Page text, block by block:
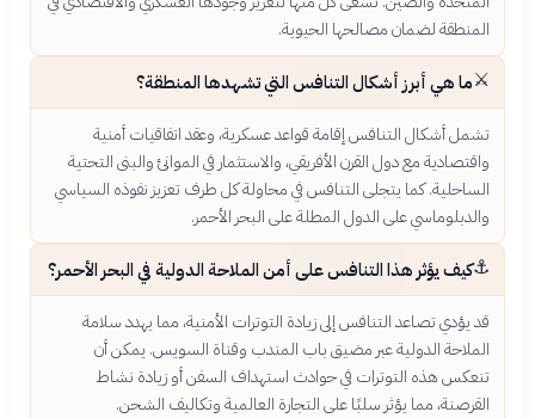
المنطقة لضمان مصالحها الحيوية.
⚔️ما هي أبرز أشكال التنافس التي تشهدها المنطقة؟
تشمل أشكال التنافس إقامة قواعد عسكرية، وعقد اتفاقيات أمنية
واقتصادية مع دول القرن الأفريقي، والاستثمار في الموانئ والبنى التحتية
الساحلية. كما يتجلى التنافس في محاولة كل طرف تعزيز نفوذه السياسي
والدبلوماسي على الدول المطلة على البحر الأحمر.
⚓كيف يؤثر هذا التنافس على أمن الملاحة الدولية في البحر الأحمر؟
قد يؤدي تصاعد التنافس إلى زيادة التوترات الأمنية، مما يهدد سلامة
الملاحة الدولية عبر مضيق باب المندب وقناة السويس. يمكن أن
تنعكس هذه التوترات في حوادث استهداف السفن أو زيادة نشاط
القرصنة، مما يؤثر سلبًا على التجارة العالمية وتكاليف الشحن.